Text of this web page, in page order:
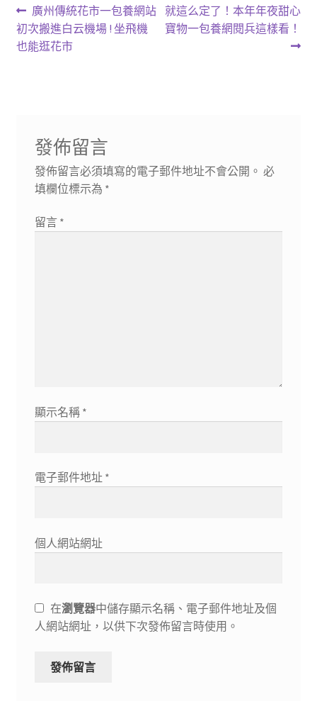
文
章
上
一
篇
廣州傳統花市一包養網站
初次搬進白云機場 ! 坐飛機
也能逛花市
下
一
就這么定了！本年年夜甜心
寶物一包養網閱兵這樣看！
發佈留言
發佈留言必須填寫的電子郵件地址不會公開。 必
填欄位標示為 *
留言 *
顯示名稱 *
電子郵件地址 *
個人網站網址
在瀏覽器中儲存顯示名稱、電子郵件地址及個
人網站網址，以供下次發佈留言時使用。